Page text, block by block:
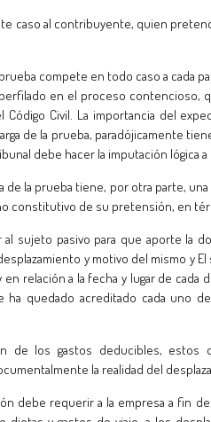
caso al contribuyente, quien
compete en todo caso a cada
en el proceso contencioso,
Código Civil. La importancia del
de la prueba, paradójicamente
debe hacer la imputación lógica
de la prueba tiene, por otra parte,
constitutivo de su pretensión, en
sujeto pasivo para que aporte la
y motivo del mismo y
en relación a la fecha y lugar de cada
ha quedado acreditado cada uno
de los gastos deducibles, estos
la realidad del
debe requerir a la empresa a fin